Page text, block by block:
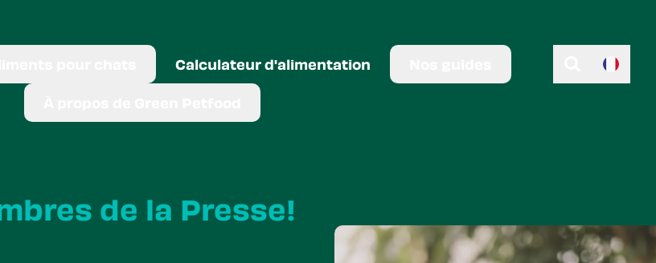
Calculateur d'alimentation
de la Presse!